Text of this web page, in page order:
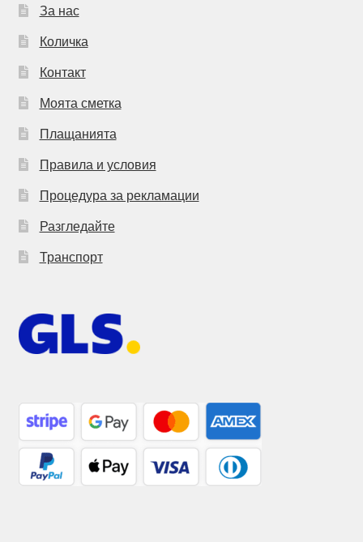
За нас
Количка
Контакт
Моята сметка
Плащанията
Правила и условия
Процедура за рекламации
Разгледайте
Транспорт